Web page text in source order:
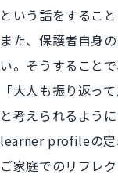
という話をするこ
また、保護者自身
い。そうすることで
「大人も振り返っ
と考えられるよう
learner profileの定
ご家庭でのリフレ